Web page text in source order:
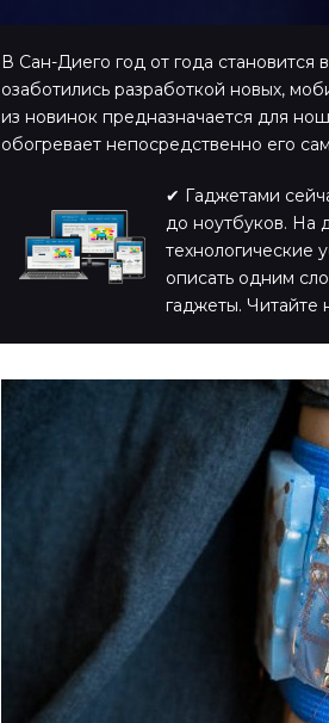
В Сан-Диего год от года
озаботились разработкой новых,
из новинок предназначается для
обогревает непосредственно его
✔ Гаджетами
до ноутбуков. На
технологические
описать одним
гаджеты. Читайте